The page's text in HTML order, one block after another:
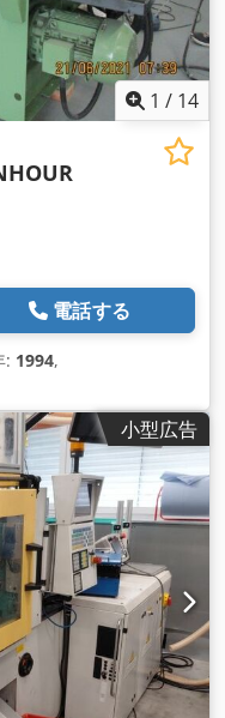
1 / 14
電話する
: 1994,
小型広告